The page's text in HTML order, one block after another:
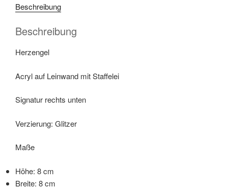
Neid
Beschreibung
Beschreibung
Herzengel
Acryl auf Leinwand mit Staffelei
Signatur rechts unten
Verzierung: Glitzer
Maße
Höhe: 8 cm
Breite: 8 cm